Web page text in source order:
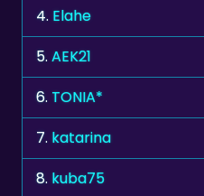
5. AEK21
6. TONIA*
7. katarina
8. kuba75
9. enrica58